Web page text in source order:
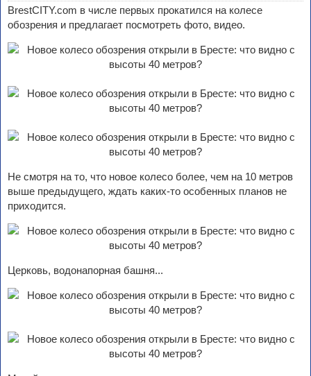
BrestCITY.com в числе первых прокатился на колесе
обозрения и предлагает посмотреть фото, видео.
Не смотря на то, что новое колесо более, чем на 10 метров
выше предыдущего, ждать каких-то особенных планов не
приходится.
Церковь, водонапорная башня...